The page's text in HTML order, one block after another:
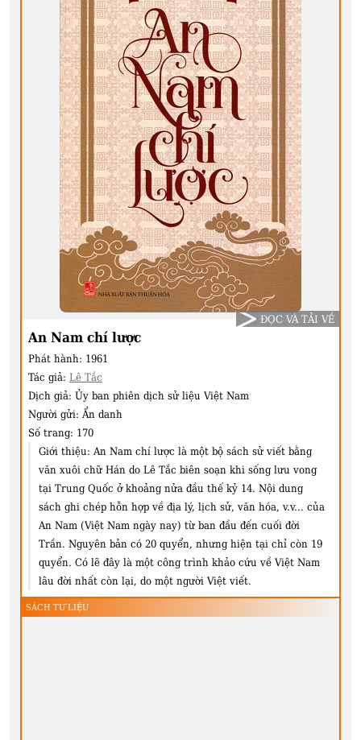
An Nam chí lược
Phát hành: 1961
Tác giả: Lê Tắc
Dịch giả: Ủy ban phiên dịch sử liệu Việt Nam
Người gửi: Ẩn danh
Số trang: 170
Giới thiệu: An Nam chí lược là một bộ sách sử viết bằng
văn xuôi chữ Hán do Lê Tắc biên soạn khi sống lưu vong
tại Trung Quốc ở khoảng nửa đầu thế kỷ 14. Nội dung
sách ghi chép hỗn hợp về địa lý, lịch sử, văn hóa, v.v... của
An Nam (Việt Nam ngày nay) từ ban đầu đến cuối đời
Trần. Nguyên bản có 20 quyển, nhưng hiện tại chỉ còn 19
quyển. Có lẽ đây là một công trình khảo cứu về Việt Nam
lâu đời nhất còn lại, do một người Việt viết.
ĐỌC VÀ TẢI VỀ
SÁCH TƯ LIỆU